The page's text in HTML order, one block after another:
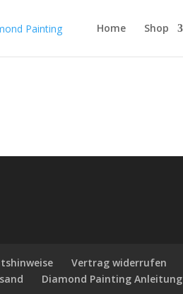
Home Shop
Vertrag widerrufen
Diamond Painting Anleitung